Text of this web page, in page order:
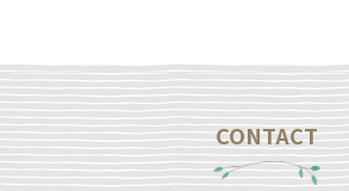
CONTACT